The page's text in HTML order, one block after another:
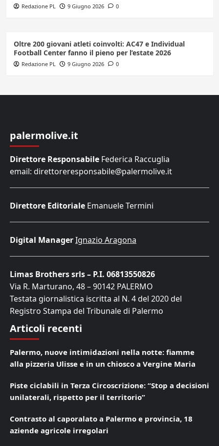
Redazione PL 9 Giugno 2026 0
Oltre 200 giovani atleti coinvolti: AC47 e Individual
Football Center fanno il pieno per l’estate 2026
Redazione PL 9 Giugno 2026 0
palermolive.it
Direttore Responsabile Federica Raccuglia
email: direttoreresponsabile@palermolive.it
Direttore Editoriale Emanuele Termini
Digital ManagerIgnazio Aragona
Limas Brothers srls – P.I. 06813550826
Via R. Marturano, 48 – 90142 PALERMO
Testata giornalistica iscritta al N. 4 del 2020 del
Registro Stampa del Tribunale di Palermo
Articoli recenti
Palermo, nuove intimidazioni nella notte: fiamme
alla pizzeria Ulisse e in un chiosco a Vergine Maria
Piste ciclabili in Terza Circoscrizione: “Stop a decisioni
unilaterali, rispetto per il territorio”
Contrasto al caporalato a Palermo e provincia, 18
aziende agricole irregolari